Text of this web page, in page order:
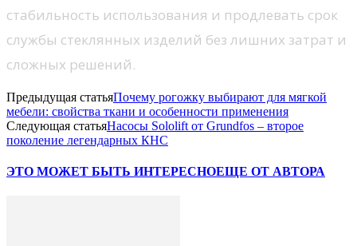
стабильность использования и продлевать срок
службы стеклянных изделий без лишних затрат и
сложных решений.
Предыдущая статьяПочему рогожку выбирают для мягкой
мебели: свойства ткани и особенности применения
Следующая статьяНасосы Sololift от Grundfos – второе
поколение легендарных КНС
ЭТО МОЖЕТ БЫТЬ ИНТЕРЕСНОЕЩЕ ОТ АВТОРА